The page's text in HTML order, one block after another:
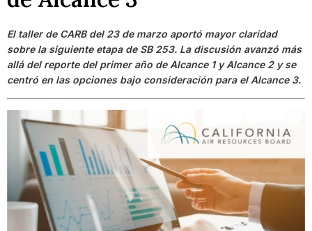
El taller de CARB del 23 de marzo aportó mayor claridad
sobre la siguiente etapa de SB 253. La discusión avanzó más
allá del reporte del primer año de Alcance 1 y Alcance 2 y se
centró en las opciones bajo consideración para el Alcance 3.